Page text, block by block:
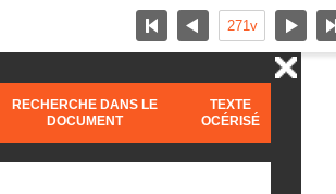
RECHERCHE DANS LE
DOCUMENT
TEXTE
OCÉRISÉ